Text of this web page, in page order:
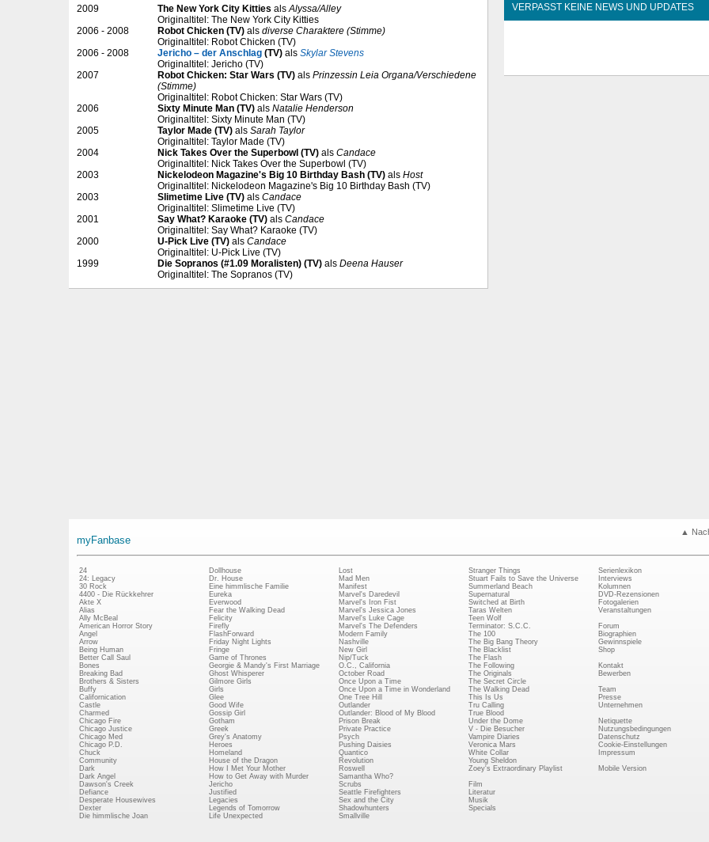
2009 The New York City Kitties alsAlyssa/Alley
Originaltitel: The New York City Kitties
2006 - 2008
Robot Chicken (TV) als diverse Charaktere (Stimme)
Originaltitel: Robot Chicken (TV)
2006 - 2008
Jericho – der Anschlag (TV) als Skylar Stevens
Originaltitel: Jericho (TV)
2007
Robot Chicken: Star Wars (TV) als Prinzessin Leia Organa/Verschiedene
(Stimme)
Originaltitel: Robot Chicken: Star Wars (TV)
2006
Sixty Minute Man (TV) als Natalie Henderson
Originaltitel: Sixty Minute Man (TV)
2005
Taylor Made (TV) als Sarah Taylor
Originaltitel: Taylor Made (TV)
2004
Nick Takes Over the Superbowl (TV) als Candace
Originaltitel: Nick Takes Over the Superbowl (TV)
2003
Nickelodeon Magazine's Big 10 Birthday Bash (TV) als Host
Originaltitel: Nickelodeon Magazine's Big 10 Birthday Bash (TV)
2003
Slimetime Live (TV) als Candace
Originaltitel: Slimetime Live (TV)
2001
Say What? Karaoke (TV) als Candace
Originaltitel: Say What? Karaoke (TV)
2000
U-Pick Live (TV) als Candace
Originaltitel: U-Pick Live (TV)
1999
Die Sopranos (#1.09 Moralisten) (TV) als Deena Hauser
Originaltitel: The Sopranos (TV)
VERPASST KEINE NEWS UND UPDATES
▲
myFanbase
24
24: Legacy
30 Rock
4400 - Die Rückkehrer
Akte X
Alias
Ally McBeal
American Horror Story
Angel
Arrow
Being Human
Better Call Saul
Bones
Breaking Bad
Brothers & Sisters
Buffy
Californication
Castle
Charmed
Chicago Fire
Chicago Justice
Chicago Med
Chicago P.D.
Chuck
Community
Dark
Dark Angel
Dawson's Creek
Defiance
Desperate Housewives
Dexter
Die himmlische Joan
Dollhouse
Dr. House
Eine himmlische Familie
Eureka
Everwood
Fear the Walking Dead
Felicity
Firefly
FlashForward
Friday Night Lights
Fringe
Game of Thrones
Georgie & Mandy's First Marriage
Ghost Whisperer
Gilmore Girls
Girls
Glee
Good Wife
Gossip Girl
Gotham
Greek
Grey's Anatomy
Heroes
Homeland
House of the Dragon
How I Met Your Mother
How to Get Away with Murder
Jericho
Justified
Legacies
Legends of Tomorrow
Life Unexpected
Lost
Mad Men
Manifest
Marvel's Daredevil
Marvel's Iron Fist
Marvel's Jessica Jones
Marvel's Luke Cage
Marvel's The Defenders
Modern Family
Nashville
New Girl
Nip/Tuck
O.C., California
October Road
Once Upon a Time
Once Upon a Time in Wonderland
One Tree Hill
Outlander
Outlander: Blood of My Blood
Prison Break
Private Practice
Psych
Pushing Daisies
Quantico
Revolution
Roswell
Samantha Who?
Scrubs
Seattle Firefighters
Sex and the City
Shadowhunters
Smallville
Stranger Things
Stuart Fails to Save the Universe
Summerland Beach
Supernatural
Switched at Birth
Taras Welten
Teen Wolf
Terminator: S.C.C.
The 100
The Big Bang Theory
The Blacklist
The Flash
The Following
The Originals
The Secret Circle
The Walking Dead
This Is Us
Tru Calling
True Blood
Under the Dome
V - Die Besucher
Vampire Diaries
Veronica Mars
White Collar
Young Sheldon
Zoey's Extraordinary Playlist
Film
Literatur
Musik
Specials
Serienlexikon
Interviews
Kolumnen
DVD-Rezensionen
Fotogalerien
Veranstaltungen
Forum
Biographien
Gewinnspiele
Shop
Kontakt
Bewerben
Team
Presse
Unternehmen
Netiquette
Nutzungsbedingungen
Datenschutz
Cookie-Einstellungen
Impressum
Mobile Version